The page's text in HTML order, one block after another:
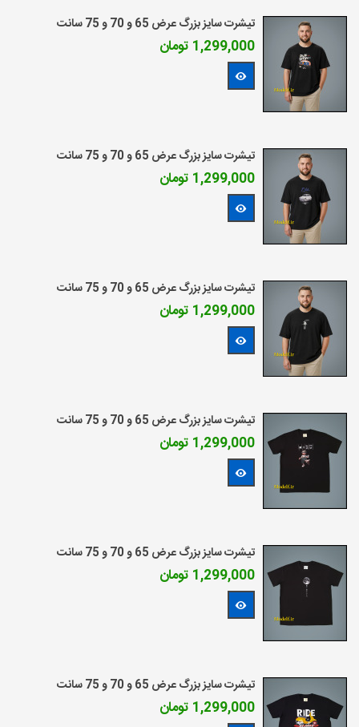
تیشرت سایز بزرگ عرض 65 و 70 و 75 سانت
1,299,000 تومان
تیشرت سایز بزرگ عرض 65 و 70 و 75 سانت
1,299,000 تومان
تیشرت سایز بزرگ عرض 65 و 70 و 75 سانت
1,299,000 تومان
تیشرت سایز بزرگ عرض 65 و 70 و 75 سانت
1,299,000 تومان
تیشرت سایز بزرگ عرض 65 و 70 و 75 سانت
1,299,000 تومان
تیشرت سایز بزرگ عرض 65 و 70 و 75 سانت
1,299,000 تومان